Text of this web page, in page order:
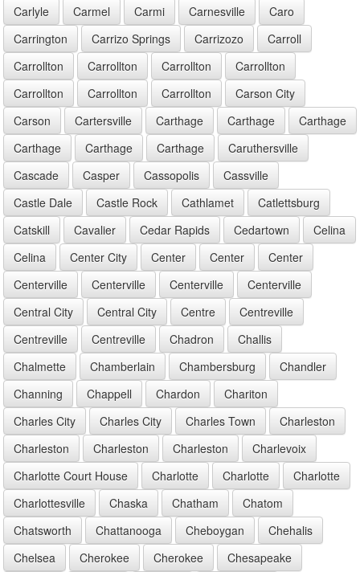
Carlyle Carmel Carmi Carnesville
Caro
Carrington
Carrizo Springs Carrizozo
Carroll
Carrollton
Carrollton Carrollton
Carrollton
Carrollton
Carrollton Carrollton
Carson City
Carson
Cartersville Carthage Carthage
Carthage
Carthage
Carthage Carthage
Caruthersville
Cascade
Casper Cassopolis
Cassville
Castle Dale
Castle Rock Cathlamet
Catlettsburg
Catskill
Cavalier Cedar Rapids Cedartown
Celina
Celina
Center City Center Center
Center
Centerville
Centerville Centerville
Centerville
Central City
Central City Centre
Centreville
Centreville
Centreville Chadron
Challis
Chalmette
Chamberlain Chambersburg
Chandler
Channing
Chappell Chardon
Chariton
Charles City
Charles City Charles Town
Charleston
Charleston
Charleston Charleston
Charlevoix
Charlotte Court House
Charlotte Charlotte
Charlotte
Charlottesville
Chaska Chatham
Chatom
Chatsworth
Chattanooga Cheboygan
Chehalis
Chelsea
Cherokee Cherokee
Chesapeake